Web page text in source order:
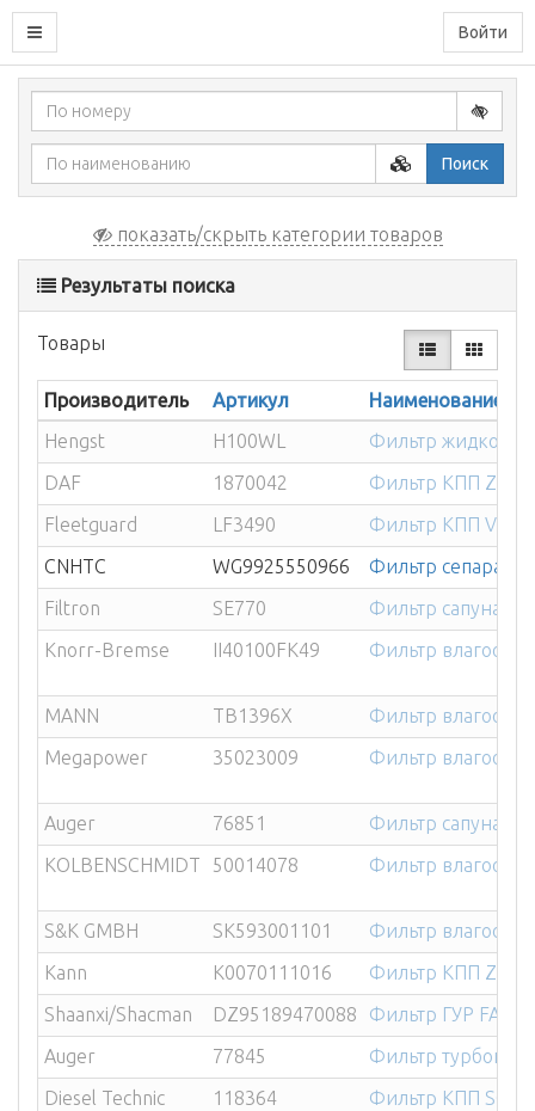
Войти
Поиск
показать/скрыть категории товаров
Результаты поиска
Товары
Производитель Артикул
Наименование
Hengst
H100WL
Фильтр жидкости
DAF
1870042
Фильтр КПП ZF
Fleetguard
LF3490
Фильтр КПП VO F/
CNHTC
WG9925550966
Фильтр
Filtron
SE770
Фильтр сапуна
Knorr-Bremse
II40100FK49 Фильтр
MANN TB1396X
Фильтр
Megapower
35023009 Фильтр
Auger 76851
Фильтр сапуна
KOLBENSCHMIDT
50014078 Фильтр
S&K GMBH SK593001101
Фильтр
Kann
K0070111016
Фильтр КПП ZF
Shaanxi/Shacman
DZ95189470088
Фильтр ГУР FAW/
Auger
77845
Фильтр
Diesel Technic
118364
Фильтр КПП